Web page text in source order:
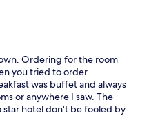
Ordering for the room
you tried to order
was buffet and always
or anywhere I saw. The
star hotel don't be fooled by